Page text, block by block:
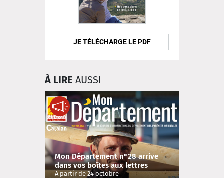
JE TÉLÉCHARGE LE PDF
À LIRE AUSSI
Mon Département n°28 arrive
dans vos boîtes aux lettres
A partir de 24 octobre